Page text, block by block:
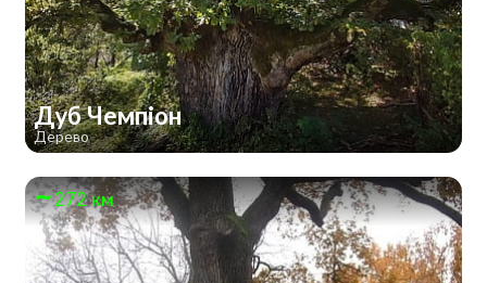
Дуб Чемпіон
Дерево
272 км